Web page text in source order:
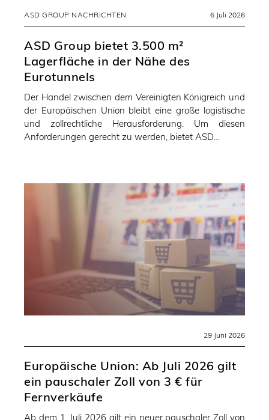
ASD GROUP NACHRICHTEN 6 Juli 2026
ASD Group bietet 3.500 m²
Lagerfläche in der Nähe des
Eurotunnels
Der Handel zwischen dem Vereinigten Königreich und
der Europäischen Union bleibt eine große logistische
und zollrechtliche Herausforderung. Um diesen
Anforderungen gerecht zu werden, bietet ASD…
29 Juni 2026
Europäische Union: Ab Juli 2026 gilt
ein pauschaler Zoll von 3 € für
Fernverkäufe
Ab dem 1. Juli 2026 gilt ein neuer pauschaler Zoll von